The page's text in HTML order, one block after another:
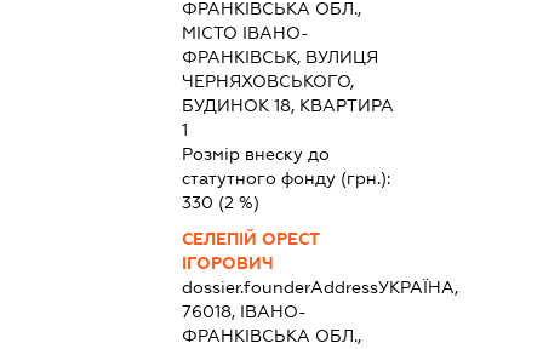
ФРАНКІВСЬКА ОБЛ.,
МІСТО ІВАНО-
ФРАНКІВСЬК, ВУЛИЦЯ
ЧЕРНЯХОВСЬКОГО,
БУДИНОК 18, КВАРТИРА
1
Розмір внеску до
статутного фонду (грн.):
330 (2 %)
СЕЛЕПІЙ ОРЕСТ
ІГОРОВИЧ
dossier.founderAddressУКРАЇНА,
76018, ІВАНО-
ФРАНКІВСЬКА ОБЛ.,